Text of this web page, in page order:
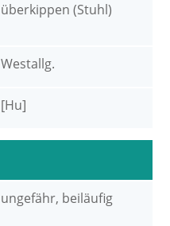
überkippen (Stuhl)
Westallg.
[Hu]
ungefähr, beiläufig